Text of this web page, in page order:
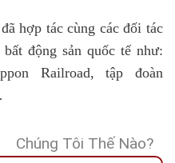
hợp tác cùng các đối tác
động sản quốc tế như:
Railroad, tập đoàn
Chúng Tôi Thế Nào?